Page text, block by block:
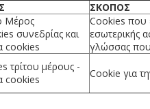
ΣΚΟΠΟΣ
Μέρος
συνεδρίας και
cookies
Cookies που
εσωτερικής
γλώσσας που
τρίτου μέρους -
cookies Cookie για